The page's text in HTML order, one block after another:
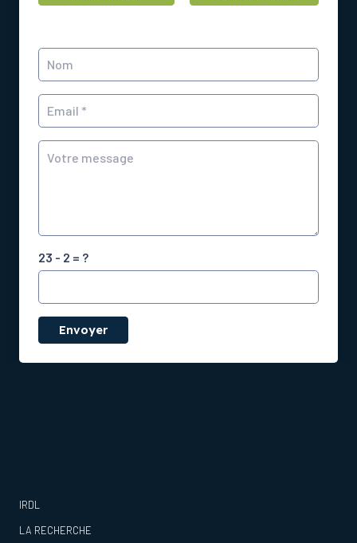
23 - 2 = ?
Envoyer
IRDL
LA RECHERCHE